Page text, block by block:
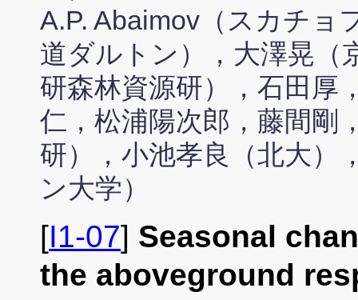
A.P. Abaimov（スカチョ
道ダルトン），大澤晃（
研森林資源研），石田厚
仁，松浦陽次郎，藤間剛
研），小池孝良（北大）
ン大学）
[I1-07] Seasonal
the aboveground